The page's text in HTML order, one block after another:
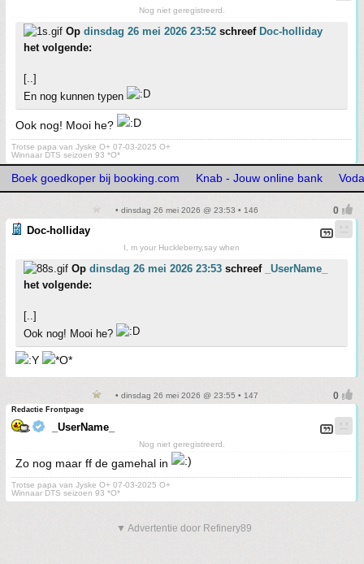
Nog niet geregistreerd.
Op dinsdag 26 mei 2026 23:52 schreef Doc-holliday
het volgende:
[..]
En nog kunnen typen
Ook nog! Mooi he?
Trotse papa van Jyske O+ 07-03-2025 O+
Winnaar DTS seizoen 93 *O*
Boek goedkoper bij booking.com Knab - Jouw online bank
• dinsdag 26 mei 2026 @ 23:53 • 146
Doc-holliday
I, m your Huckleberry,say when
Op dinsdag 26 mei 2026 23:53 schreef
_UserName_
het volgende:
[..]
Ook nog! Mooi he?
• dinsdag 26 mei 2026 @ 23:55 • 147
Redactie Frontpage
_UserName_
Nog niet geregistreerd.
Zo nog maar ff de gamehal in
Trotse papa van Jyske O+ 07-03-2025 O+
Winnaar DTS seizoen 93 *O*
▼ Advertentie door Refinery89